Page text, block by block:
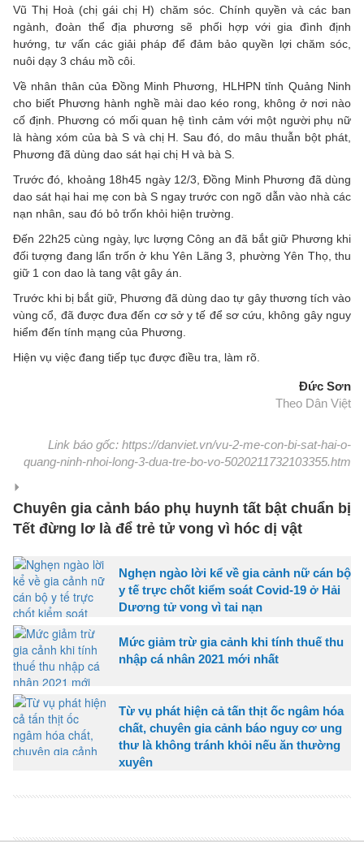
Vũ Thị Hoà (chị gái chị H) chăm sóc. Chính quyền và các ban
ngành, đoàn thể địa phương sẽ phối hợp với gia đình định
hướng, tư vấn các giải pháp để đảm bảo quyền lợi chăm sóc,
nuôi dạy 3 cháu mồ côi.
Về nhân thân của Đồng Minh Phương, HLHPN tỉnh Quảng Ninh
cho biết Phương hành nghề mài dao kéo rong, không ở nơi nào
cố định. Phương có mối quan hệ tình cảm với một người phụ nữ
là hàng xóm của bà S và chị H. Sau đó, do mâu thuẫn bột phát,
Phương đã dùng dao sát hại chị H và bà S.
Trước đó, khoảng 18h45 ngày 12/3, Đồng Minh Phương đã dùng
dao sát hại hai mẹ con bà S ngay trước con ngõ dẫn vào nhà các
nạn nhân, sau đó bỏ trốn khỏi hiện trường.
Đến 22h25 cùng ngày, lực lượng Công an đã bắt giữ Phương khi
đối tượng đang lẩn trốn ở khu Yên Lãng 3, phường Yên Thọ, thu
giữ 1 con dao là tang vật gây án.
Trước khi bị bắt giữ, Phương đã dùng dao tự gây thương tích vào
vùng cổ, đã được đưa đến cơ sở y tế để sơ cứu, không gây nguy
hiểm đến tính mạng của Phương.
Hiện vụ việc đang tiếp tục được điều tra, làm rõ.
Đức Sơn
Theo Dân Việt
Link báo gốc: https://danviet.vn/vu-2-me-con-bi-sat-hai-o-
quang-ninh-nhoi-long-3-dua-tre-bo-vo-5020211732103355.htm
Chuyên gia cảnh báo phụ huynh tất bật chuẩn bị
Tết đừng lơ là để trẻ tử vong vì hóc dị vật
Nghẹn ngào lời kể về gia cảnh nữ cán bộ
y tế trực chốt kiểm soát Covid-19 ở Hải
Dương tử vong vì tai nạn
Mức giảm trừ gia cảnh khi tính thuế thu
nhập cá nhân 2021 mới nhất
Từ vụ phát hiện cả tấn thịt ốc ngâm hóa
chất, chuyên gia cảnh báo nguy cơ ung
thư là không tránh khỏi nếu ăn thường
xuyên